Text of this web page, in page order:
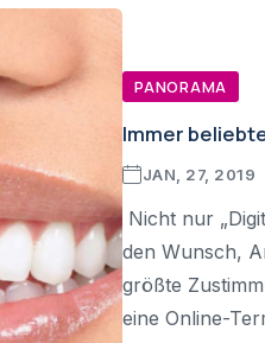
PANORAMA
Immer
JAN, 27, 2019
Nicht nur
den Wunsch,
größte
eine Online-